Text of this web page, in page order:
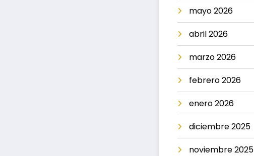
mayo 2026
abril 2026
marzo 2026
febrero 2026
enero 2026
diciembre 2025
noviembre 2025